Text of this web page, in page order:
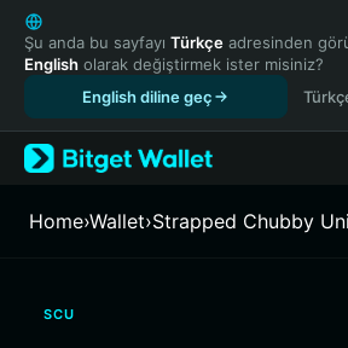
English
日本語
Tiếng Việt
Español (Latinoamérica)
Türkçe
Français
繁體中文
Şu anda bu sayfayı Türkçe adresinden
English olarak değiştirmek ister misiniz?
English diline geç
Home›Wallet›Strapped Chubby
SCU